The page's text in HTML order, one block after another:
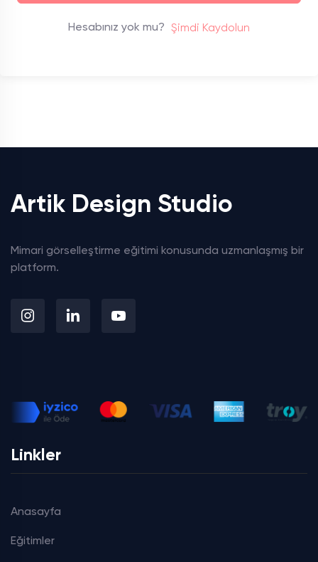
Hesabınız yok mu? Şimdi Kaydolun
Artik Design Studio
Mimari görselleştirme eğitimi konusunda uzmanlaşmış bir
platform.
Linkler
Anasayfa
Eğitimler